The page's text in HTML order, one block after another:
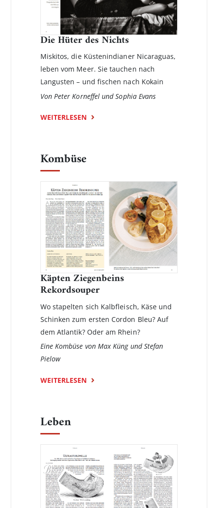
Die Hüter des Nichts
Miskitos, die Küstenindianer Nicaraguas,
leben vom Meer. Sie tauchen nach
Langusten – und fischen nach Kokain
Von Peter Korneffel und Sophia Evans
WEITERLESEN
Kombüse
Käpten Ziegenbeins
Rekordsouper
Wo stapelten sich Kalbfleisch, Käse und
Schinken zum ersten Cordon Bleu? Auf
dem Atlantik? Oder am Rhein?
Eine Kombüse von Max Küng und Stefan
Pielow
WEITERLESEN
Leben